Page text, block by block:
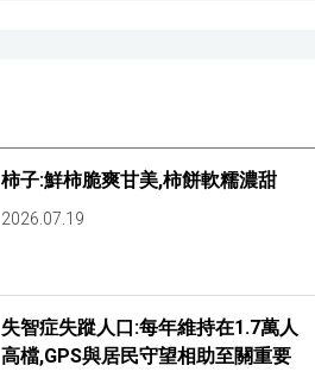
柿子:鮮柿脆爽甘美,柿餅軟糯濃甜
2026.07.19
失智症失蹤人口:每年維持在1.7萬人
高檔,GPS與居民守望相助至關重要